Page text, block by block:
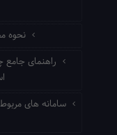
نحوه
راهنمای جامع
سامانه های